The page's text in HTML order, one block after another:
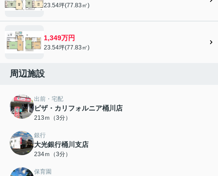
23.54坪(77.83㎡)
1,349万円
23.54坪(77.83㎡)
周辺施設
出前・宅配
ピザ・カリフォルニア桶川店
213ｍ（3分）
銀行
大光銀行桶川支店
234ｍ（3分）
保育園